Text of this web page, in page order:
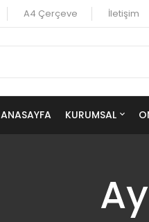
A4 Çerçeve İletişim
ANASAYFA KURUMSAL